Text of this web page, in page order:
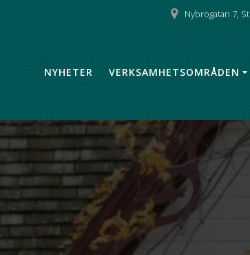
Nybrogatan 7,
NYHETER VERKSAMHETSOMRÅDEN